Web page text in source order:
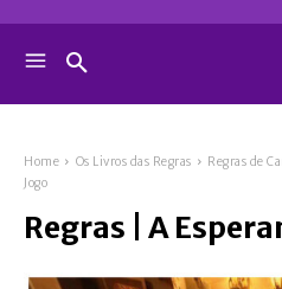
Home Os Livros das Regras Regras de
Jogo
Regras | A